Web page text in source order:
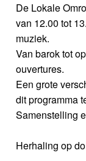
De Lokale
van 12.00 tot
muziek.
Van barok tot
ouvertures.
Een grote
dit programma
Samenstelling
Herhaling op